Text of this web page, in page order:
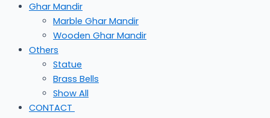
Ghar Mandir
Marble Ghar Mandir
Wooden Ghar Mandir
Others
Statue
Brass Bells
Show All
CONTACT